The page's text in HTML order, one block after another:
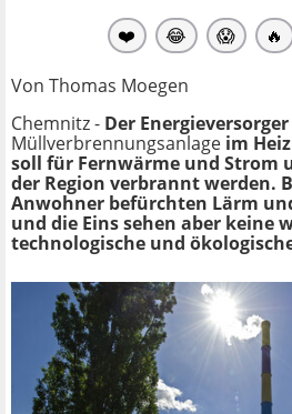
❤️ 😂 😱 🔥
Von Thomas Moegen
Chemnitz - Der
Müllverbrennungsanlage im
soll für Fernwärme und Strom
der Region verbrannt werden.
Anwohner befürchten Lärm
und die Eins sehen aber keine
technologische und